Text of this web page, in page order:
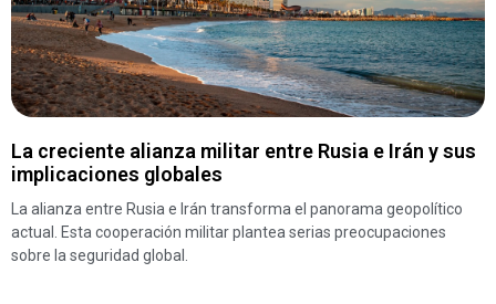
La creciente alianza militar entre Rusia e Irán y sus
implicaciones globales
La alianza entre Rusia e Irán transforma el panorama geopolítico
actual. Esta cooperación militar plantea serias preocupaciones
sobre la seguridad global.